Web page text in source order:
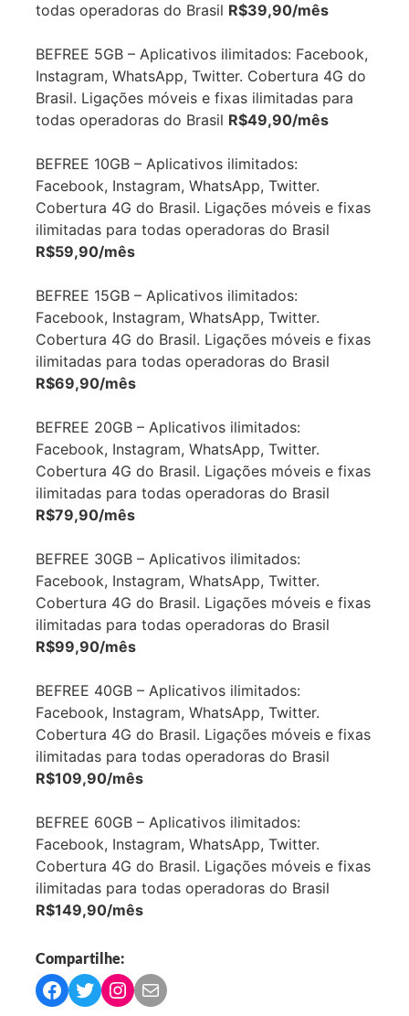
todas operadoras do Brasil R$39,90/mês
BEFREE 5GB – Aplicativos ilimitados: Facebook,
Instagram, WhatsApp, Twitter. Cobertura 4G do
Brasil. Ligações móveis e fixas ilimitadas para
todas operadoras do Brasil R$49,90/mês
BEFREE 10GB – Aplicativos ilimitados:
Facebook, Instagram, WhatsApp, Twitter.
Cobertura 4G do Brasil. Ligações móveis e fixas
ilimitadas para todas operadoras do Brasil
R$59,90/mês
BEFREE 15GB – Aplicativos ilimitados:
Facebook, Instagram, WhatsApp, Twitter.
Cobertura 4G do Brasil. Ligações móveis e fixas
ilimitadas para todas operadoras do Brasil
R$69,90/mês
BEFREE 20GB – Aplicativos ilimitados:
Facebook, Instagram, WhatsApp, Twitter.
Cobertura 4G do Brasil. Ligações móveis e fixas
ilimitadas para todas operadoras do Brasil
R$79,90/mês
BEFREE 30GB – Aplicativos ilimitados:
Facebook, Instagram, WhatsApp, Twitter.
Cobertura 4G do Brasil. Ligações móveis e fixas
ilimitadas para todas operadoras do Brasil
R$99,90/mês
BEFREE 40GB – Aplicativos ilimitados:
Facebook, Instagram, WhatsApp, Twitter.
Cobertura 4G do Brasil. Ligações móveis e fixas
ilimitadas para todas operadoras do Brasil
R$109,90/mês
BEFREE 60GB – Aplicativos ilimitados:
Facebook, Instagram, WhatsApp, Twitter.
Cobertura 4G do Brasil. Ligações móveis e fixas
ilimitadas para todas operadoras do Brasil
R$149,90/mês
Compartilhe:
C
C
C
C